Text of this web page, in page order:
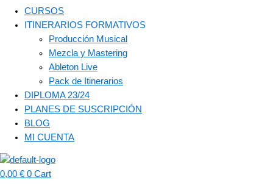
CURSOS
ITINERARIOS FORMATIVOS
Producción Musical
Mezcla y Mastering
Ableton Live
Pack de Itinerarios
DIPLOMA 23/24
PLANES DE SUSCRIPCIÓN
BLOG
MI CUENTA
0,00 € 0 Cart